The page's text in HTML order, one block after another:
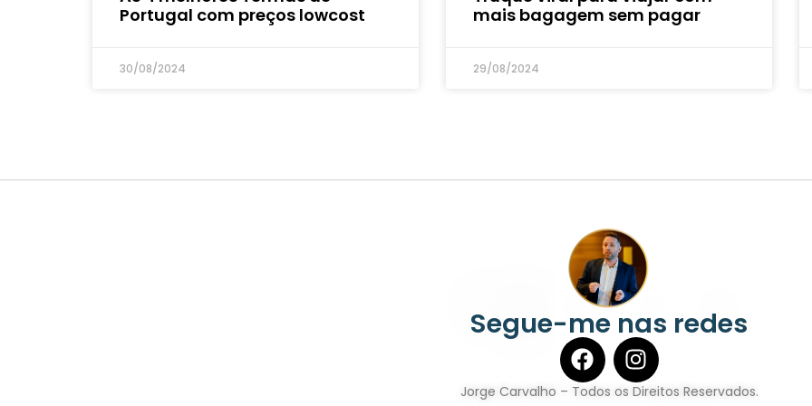
Portugal com preços lowcost
30/08/2024
mais bagagem sem pagar
29/08/2024
Segue-me nas redes
Jorge Carvalho – Todos os Direitos Reservados.